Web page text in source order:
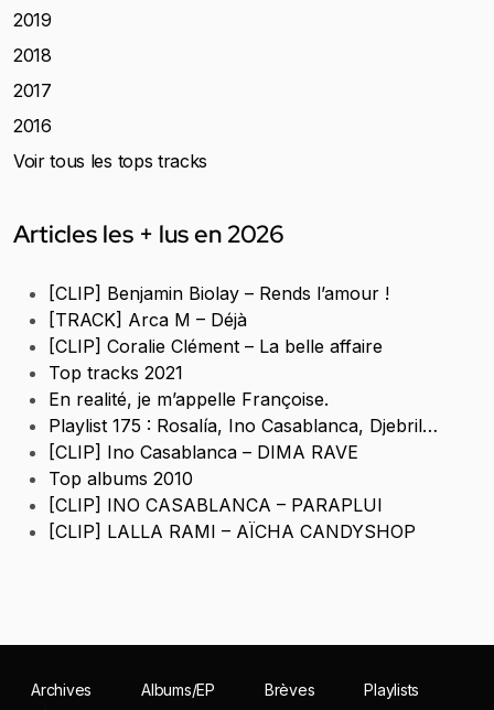
2019
2018
2017
2016
Voir tous les tops tracks
Articles les + lus en 2026
[CLIP] Benjamin Biolay – Rends l’amour !
[TRACK] Arca M – Déjà
[CLIP] Coralie Clément – La belle affaire
Top tracks 2021
En realité, je m’appelle Françoise.
Playlist 175 : Rosalía, Ino Casablanca, Djebril…
[CLIP] Ino Casablanca – DIMA RAVE
Top albums 2010
[CLIP] INO CASABLANCA – PARAPLUI
[CLIP] LALLA RAMI – AÏCHA CANDYSHOP
Archives Albums/EP Brèves
Playlists